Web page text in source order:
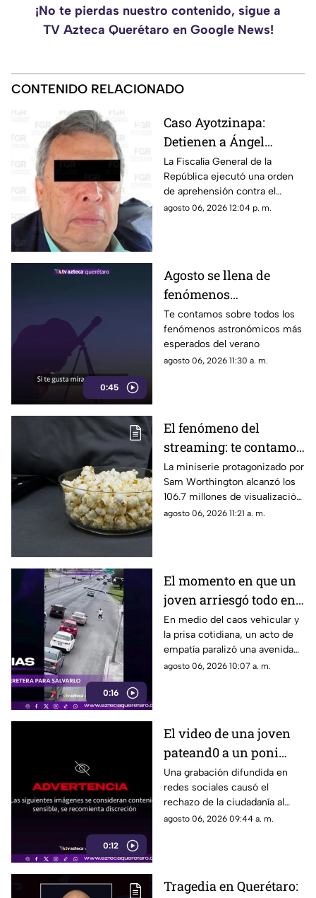
¡No te pierdas nuestro contenido, sigue a
TV Azteca Querétaro en Google News!
CONTENIDO RELACIONADO
Caso Ayotzinapa:
Detienen a Ángel
Aguirre, exgobernador
de Guerrero
La Fiscalía General de la
República ejecutó una orden
de aprehensión contra el
exmandatario de Guerrero por
agosto 06, 2026 12:04 p. m.
0:45
Agosto se llena de
fenómenos
astronómicos: las
fechas para verlos
gratis desde Querétaro
Te contamos sobre todos los
fenómenos astronómicos más
esperados del verano
agosto 06, 2026 11:30 a. m.
El fenómeno del
streaming: te contamos
de qué miniserie se
trata y por qué está
atrapando a millones
La miniserie protagonizado por
Sam Worthington alcanzó los
106.7 millones de visualización
en solo 46 días
agosto 06, 2026 11:21 a. m.
0:16
El momento en que un
joven arriesgó todo en
plena avenida para
rescatar a un perro
asustado
En medio del caos vehicular y
la prisa cotidiana, un acto de
empatía paralizó una avenida
cuando un joven detuvo el
agosto 06, 2026 10:07 a. m.
0:12
El video de una joven
pateand0 a un poni
crea indignación en
redes
Una grabación difundida en
redes sociales causó el
rechazo de la ciudadanía al
mostrar el momento en que
agosto 06, 2026 09:44 a. m.
Tragedia en Querétaro: